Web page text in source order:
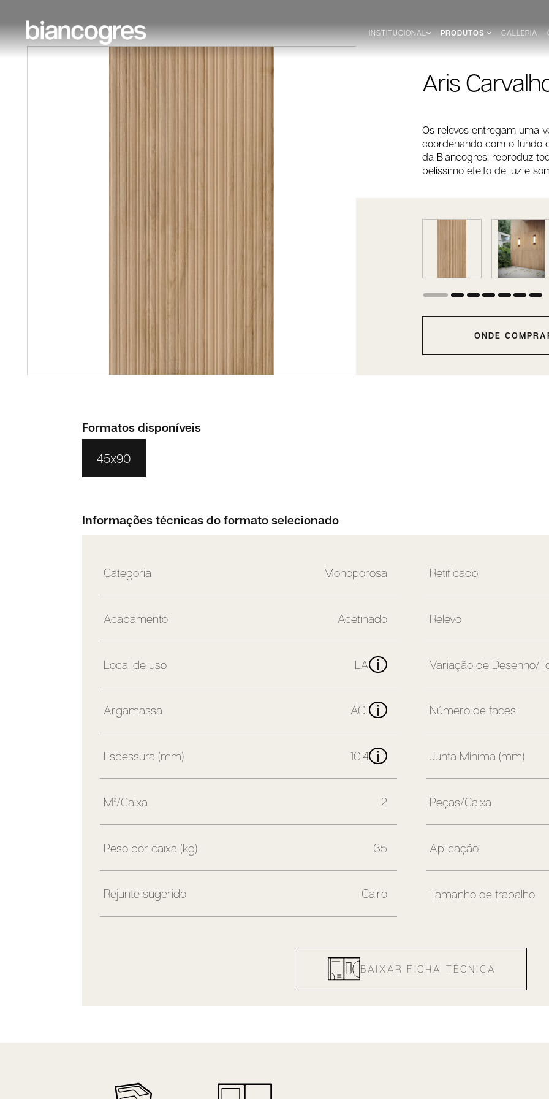
INSTITUCIONAL PRODUTOS GALLERIA
Aris
Os relevos entregam uma
coordenando com o fundo
da Biancogres, reproduz
belíssimo efeito de luz e
ONDE
Formatos disponíveis
45x90
Informações técnicas do formato selecionado
Categoria Monoporosa Retificado
Acabamento Acetinado Relevo
Local de uso LA i Variação de Desenho/
Argamassa ACII i Número de faces
Espessura (mm) 10,4 i Junta Mínima (mm)
M²/Caixa 2 Peças/Caixa
Peso por caixa (kg) 35 Aplicação
Rejunte sugerido Cairo Tamanho de trabalho
BAIXAR FICHA TÉCNICA